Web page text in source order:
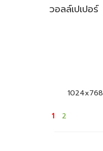
วอลล์เปเปอร์
1024x768
1 2